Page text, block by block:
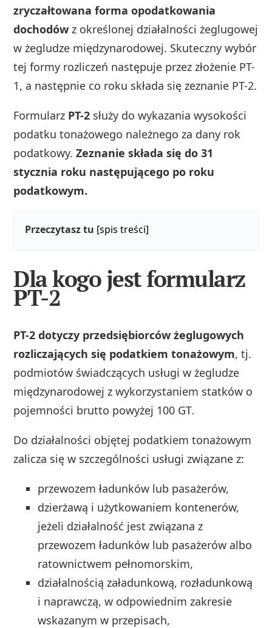
zryczałtowana forma opodatkowania
dochodów z określonej działalności żeglugowej
w żegludze międzynarodowej. Skuteczny wybór
tej formy rozliczeń następuje przez złożenie PT-
1, a następnie co roku składa się zeznanie PT-2.
Formularz PT-2 służy do wykazania wysokości
podatku tonażowego należnego za dany rok
podatkowy.Zeznanie składa się do 31
stycznia roku następującego po roku
podatkowym.
Przeczytasz tu [spis treści]
Dla kogo jest formularz
PT-2
PT-2 dotyczy przedsiębiorców żeglugowych
rozliczających się podatkiem tonażowym, tj.
podmiotów świadczących usługi w żegludze
międzynarodowej z wykorzystaniem statków o
pojemności brutto powyżej 100 GT.
Do działalności objętej podatkiem tonażowym
zalicza się w szczególności usługi związane z:
przewozem ładunków lub pasażerów,
dzierżawą i użytkowaniem kontenerów,
jeżeli działalność jest związana z
przewozem ładunków lub pasażerów albo
ratownictwem pełnomorskim,
działalnością załadunkową, rozładunkową
i naprawczą, w odpowiednim zakresie
wskazanym w przepisach,